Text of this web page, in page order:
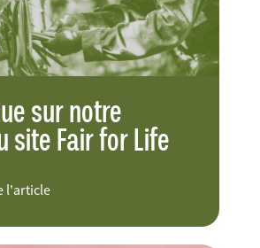
sur notre
site Fair for Life
l'article